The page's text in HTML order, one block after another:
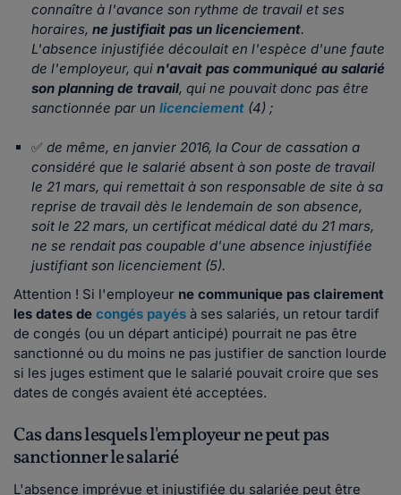
connaître à l'avance son rythme de travail et ses
horaires, ne justifiait pas un licenciement.
L'absence injustifiée découlait en l'espèce d'une faute
de l'employeur, qui n'avait pas communiqué au salarié
son planning de travail, qui ne pouvait donc pas être
sanctionnée par un licenciement (4) ;
✅ de même, en janvier 2016, la Cour de cassation a
considéré que le salarié absent à son poste de travail
le 21 mars, qui remettait à son responsable de site à sa
reprise de travail dès le lendemain de son absence,
soit le 22 mars, un certificat médical daté du 21 mars,
ne se rendait pas coupable d'une absence injustifiée
justifiant son licenciement (5).
Attention ! Si l'employeur ne communique pas clairement
les dates de congés payés à ses salariés, un retour tardif
de congés (ou un départ anticipé) pourrait ne pas être
sanctionné ou du moins ne pas justifier de sanction lourde
si les juges estiment que le salarié pouvait croire que ses
dates de congés avaient été acceptées.
Cas dans lesquels l'employeur ne peut pas
sanctionner le salarié
L'absence imprévue et injustifiée du salariée peut être